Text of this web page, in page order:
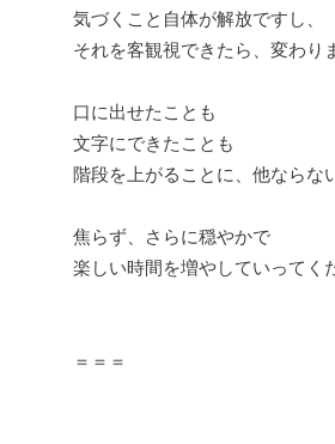
気づくこと自体が解放ですし、
それを客観視できたら、変わり
口に出せたことも
文字にできたことも
階段を上がることに、他ならな
焦らず、さらに穏やかで
楽しい時間を増やしていってく
＝＝＝